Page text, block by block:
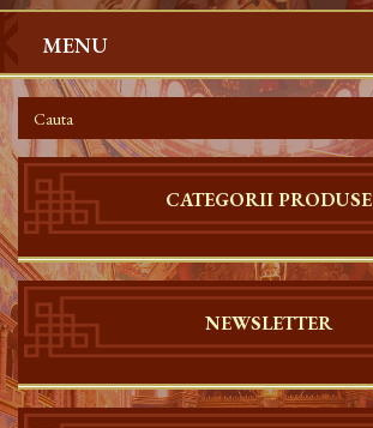
MENU
CATEGORII PRODUSE
NEWSLETTER